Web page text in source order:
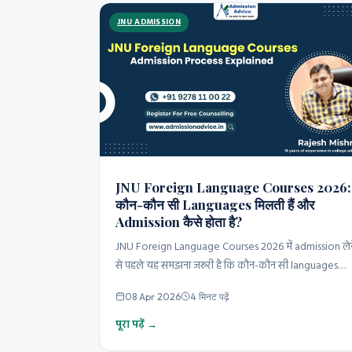
JNU ADMISSION
JNU Foreign Language Courses 2026:
कौन-कौन सी Languages मिलती हैं और
Admission कैसे होता है?
JNU Foreign Language Courses 2026 में admission
से पहले यह समझना जरूरी है कि कौन-कौन सी languages
08 Apr 2026 4 मिनट पढ़ें
पूरा पढ़ें →